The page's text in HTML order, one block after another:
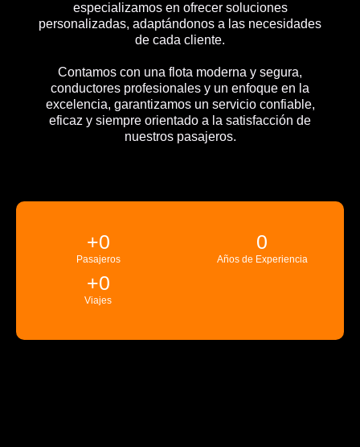
especializamos en ofrecer soluciones
personalizadas, adaptándonos a las necesidades
de cada cliente.
Contamos con una flota moderna y segura,
conductores profesionales y un enfoque en la
excelencia, garantizamos un servicio confiable,
eficaz y siempre orientado a la satisfacción de
nuestros pasajeros.
Pasajeros
+0
Años de Experiencia
0
Viajes
+0